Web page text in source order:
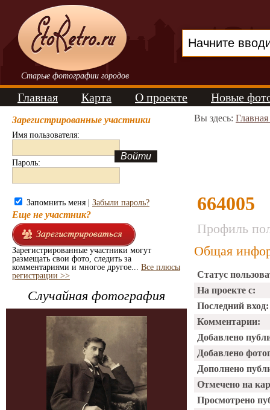
Старые фотографии городов
Главная Карта О проекте Новые
Зарегистрированные участники
Имя пользователя:
Пароль:
Запомнить меня | Забыли пароль?
Еще не участник?
Зарегистрированные участники могут
размещать свои фото, следить за
комментариями и многое другое... Все плюсы
регистрации >>
Случайная фотография
Вы здесь:
664005
Профиль
Общая
Статус
На проекте с:
Последний вход:
Комментарии:
Добавлено
Добавлено
Дополнено
Отмечено на
Просмотрено